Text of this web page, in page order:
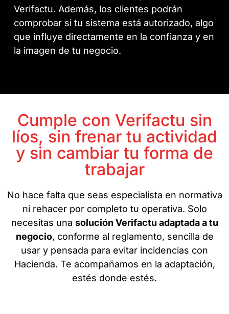
Verifactu. Además, los clientes podrán
comprobar si tu sistema está autorizado, algo
que influye directamente en la confianza y en
la imagen de tu negocio.
Cumple con Verifactu sin
líos, sin frenar tu actividad
y sin cambiar tu forma de
trabajar
No hace falta que seas especialista en normativa
ni rehacer por completo tu operativa. Solo
necesitas una solución Verifactu adaptada a tu
negocio, conforme al reglamento, sencilla de
usar y pensada para evitar incidencias con
Hacienda. Te acompañamos en la adaptación,
estés donde estés.